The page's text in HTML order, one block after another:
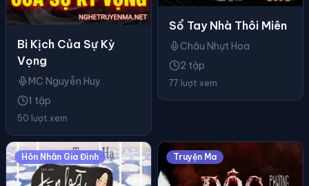
Bi Kịch Của Sự Kỳ
Vọng
MC Nguyễn Huy
1 tập
50 lượt xem
Sổ Tay Nhà Thôi Miên
Châu Nhựt Hoa
2 tập
77 lượt xem
Hôn Nhân Gia Đình Truyện Ma